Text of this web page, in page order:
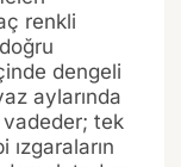
renkli
dengeli
aylarında
vadeder; tek